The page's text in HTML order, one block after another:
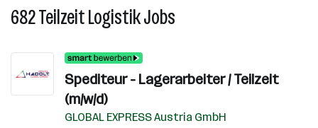
682Teilzeit LogistikJobs
Spediteur - Lagerarbeiter / Teilzeit
(m/w/d)
GLOBAL EXPRESS Austria GmbH